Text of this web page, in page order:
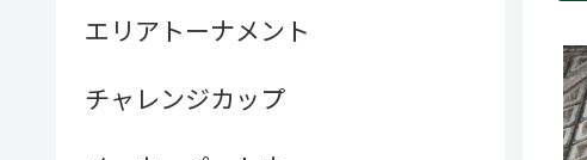
エリアトーナメント
チャレンジカップ